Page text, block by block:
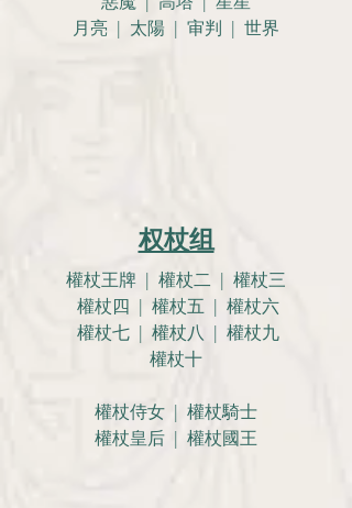
月亮 | 太陽 | 审判 | 世界
权杖组
權杖王牌 | 權杖二 | 權杖三
權杖四 | 權杖五 | 權杖六
權杖七 | 權杖八 | 權杖九
權杖十
權杖侍女 | 權杖騎士
權杖皇后 | 權杖國王